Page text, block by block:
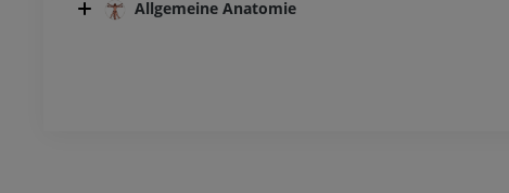
Allgemeine Anatomie